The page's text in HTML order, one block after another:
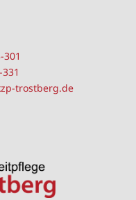
301
trostberg.de